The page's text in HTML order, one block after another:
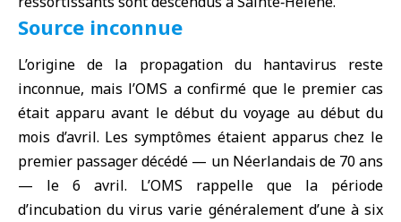
Source inconnue
L’origine de la propagation du hantavirus reste
inconnue, mais l’OMS a confirmé que le premier cas
était apparu avant le début du voyage au début du
mois d’avril. Les symptômes étaient apparus chez le
premier passager décédé — un Néerlandais de 70 ans
— le 6 avril. L’OMS rappelle que la période
d’incubation du virus varie généralement d’une à six